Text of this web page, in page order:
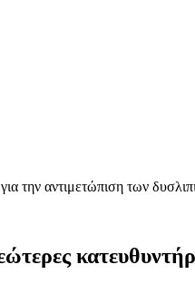
την αντιμετώπιση των